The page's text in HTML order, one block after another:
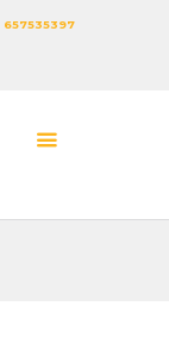
657535397